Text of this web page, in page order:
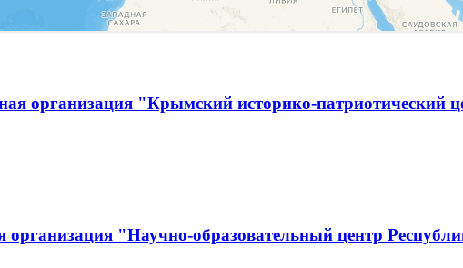
организация "Крымский историко-патриотический
организация "Научно-образовательный центр